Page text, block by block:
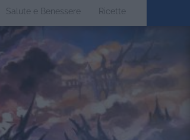
Salute e Benessere Ricette